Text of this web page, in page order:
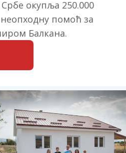
окупља 250.000
помоћ за
Балкана.